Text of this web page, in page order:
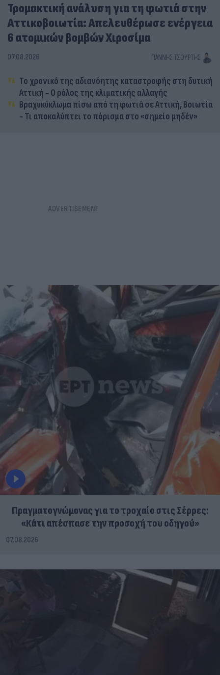
Τρομακτική ανάλυση για τη φωτιά στην
Αττικοβοιωτία: Απελευθέρωσε ενέργεια
6 ατομικών βομβών Χιροσίμα
07.08.2026 ΓΙΆΝΝΗΣ ΤΣΟΎΡΤΗΣ
Το χρονικό της αδιανόητης καταστροφής στη δυτική
Αττική - Ο ρόλος της κλιματικής αλλαγής
Βραχυκύκλωμα πίσω από τη φωτιά σε Αττική, Βοιωτία
- Τι αποκαλύπτει το πόρισμα στο «σημείο μηδέν»
Πραγματογνώμονας για το τροχαίο στις Σέρρες:
«Κάτι απέσπασε την προσοχή του οδηγού»
07.08.2026